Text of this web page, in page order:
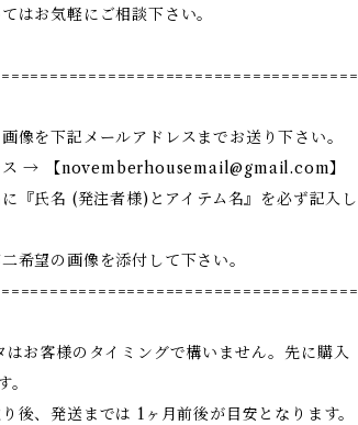
はお気軽にご相談下さい。
像を下記メールアドレスまでお送り下さい。
ス → 【novemberhousemail@gmail.com】
『氏名 (発注者様)とアイテム名』を必ず記入し
希望の画像を添付して下さい。
お客様のタイミングで構いません。先に購入
後、発送までは 1ヶ月前後が目安となります。